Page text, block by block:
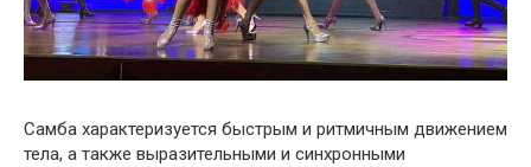
Самба характеризуется быстрым и ритмичным движением
тела, а также выразительными и синхронными